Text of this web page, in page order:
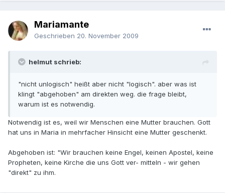
Mariamante
Geschrieben 20. November 2009
helmut schrieb:
"nicht unlogisch" heißt aber nicht "logisch". aber was ist
klingt "abgehoben" am direkten weg. die frage bleibt,
warum ist es notwendig.
Notwendig ist es, weil wir Menschen eine Mutter brauchen. Gott
hat uns in Maria in mehrfacher Hinsicht eine Mutter geschenkt.
Abgehoben ist: "Wir brauchen keine Engel, keinen Apostel, keine
Propheten, keine Kirche die uns Gott ver- mitteln - wir gehen
"direkt" zu ihm.